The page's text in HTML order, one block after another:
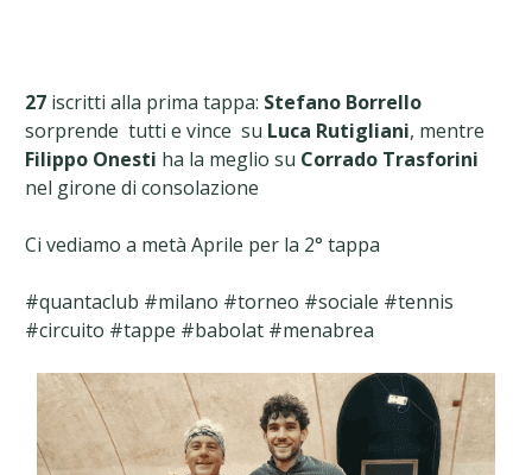
27 iscritti alla prima tappa: Stefano Borrello
sorprende tutti e vince su Luca Rutigliani, mentre
Filippo Onesti ha la meglio su Corrado Trasforini
nel girone di consolazione
Ci vediamo a metà Aprile per la 2° tappa
#quantaclub #milano #torneo #sociale #tennis
#circuito #tappe #babolat #menabrea